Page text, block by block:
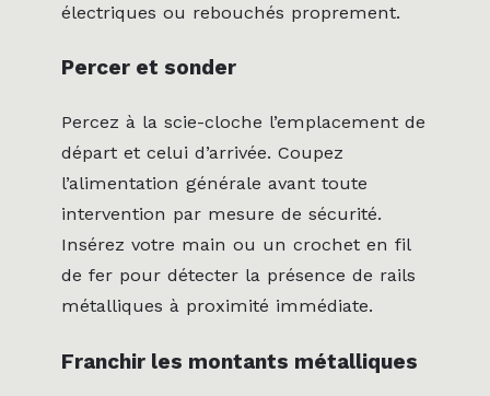
électriques ou rebouchés proprement.
Percer et sonder
Percez à la scie-cloche l’emplacement de
départ et celui d’arrivée. Coupez
l’alimentation générale avant toute
intervention par mesure de sécurité.
Insérez votre main ou un crochet en fil
de fer pour détecter la présence de rails
métalliques à proximité immédiate.
Franchir les montants métalliques